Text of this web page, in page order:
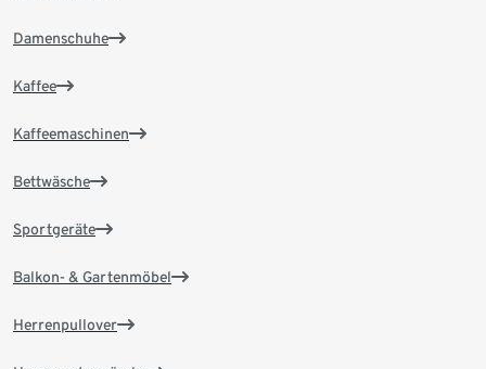
Damenschuhe
Kaffee
Kaffeemaschinen
Bettwäsche
Sportgeräte
Balkon- & Gartenmöbel
Herrenpullover